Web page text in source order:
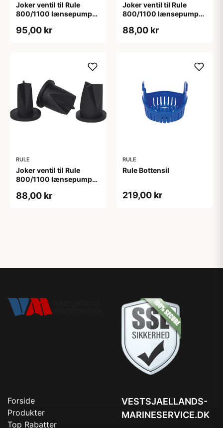
Joker ventil til Rule
800/1100 lænsepumpe
95,00 kr
Joker ventil til Rule
800/1100 lænsepumpe
88,00 kr
RULE
Joker ventil til Rule
800/1100 lænsepumpe
88,00 kr
RULE
Rule Bottensil
219,00 kr
Forside
Produkter
Top Rabatter
VESTSJAELLANDS-
MARINESERVICE.DK